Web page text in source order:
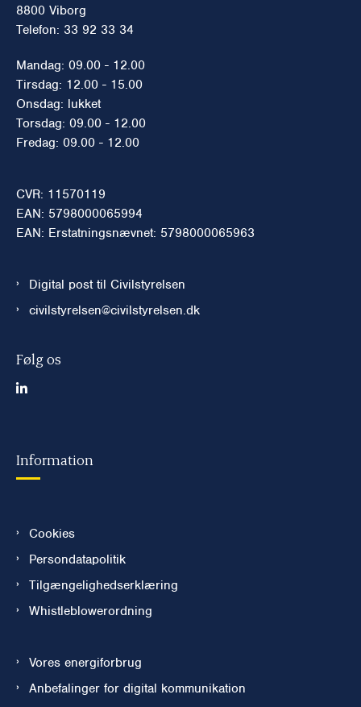
8800 Viborg
Telefon: 33 92 33 34
Mandag: 09.00 - 12.00
Tirsdag: 12.00 - 15.00
Onsdag: lukket
Torsdag: 09.00 - 12.00
Fredag: 09.00 - 12.00
CVR: 11570119
EAN: 5798000065994
EAN: Erstatningsnævnet: 5798000065963
Digital post til Civilstyrelsen
civilstyrelsen@civilstyrelsen.dk
Følg os
Information
Cookies
Persondatapolitik
Tilgængelighedserklæring
Whistleblowerordning
Vores energiforbrug
Anbefalinger for digital kommunikation